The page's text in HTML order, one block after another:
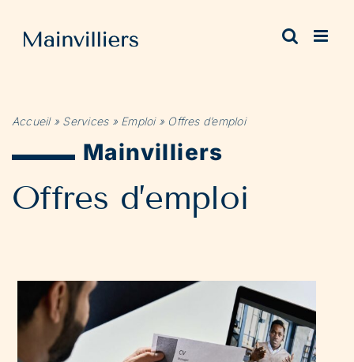
contenu
Accueil» Services» Emploi» Offres d’emploi
Mainvilliers
Offres d’emploi